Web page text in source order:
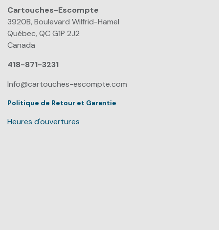
Cartouches-Escompte
3920B, Boulevard Wilfrid-Hamel
Québec, QC G1P 2J2
Canada
418-871-3231
Info@cartouches-escompte.com
Politique de Retour et Garantie
Heures d'ouvertures